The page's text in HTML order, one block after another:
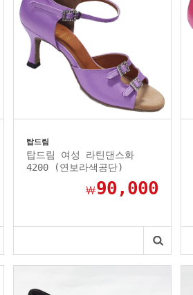
탑드림
탑드림 여성 라틴댄스화
4200 (연보라색공단)
￦90,000